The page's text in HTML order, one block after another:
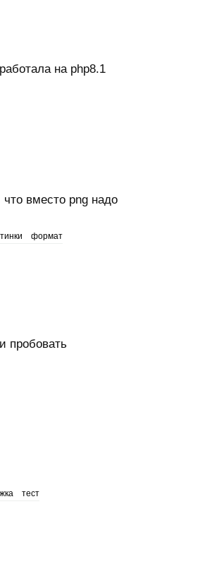
на php8.1
вместо png надо
формат
пробовать
тест